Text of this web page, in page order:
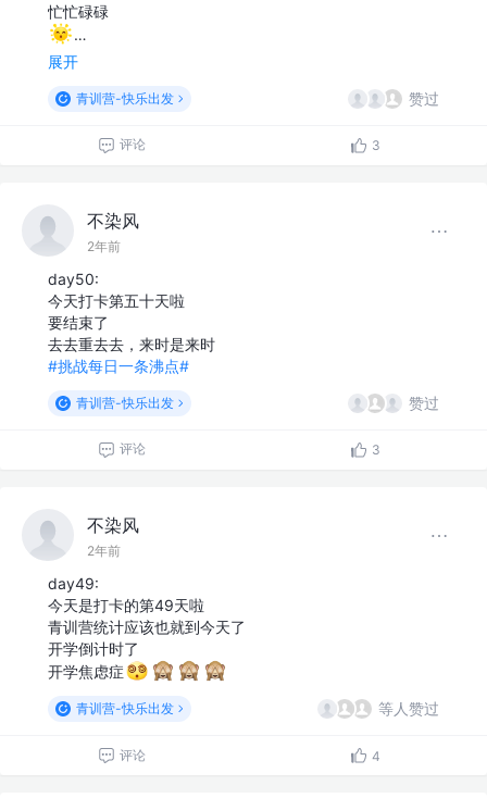
忙忙碌碌
…
展开
青训营-快乐出发 赞过
评论 3
不染风
2年前
day50:
今天打卡第五十天啦
要结束了
去去重去去，来时是来时
#挑战每日一条沸点#
青训营-快乐出发 赞过
评论 3
不染风
2年前
day49:
今天是打卡的第49天啦
青训营统计应该也就到今天了
开学倒计时了
开学焦虑症
青训营-快乐出发 等人赞过
评论 4